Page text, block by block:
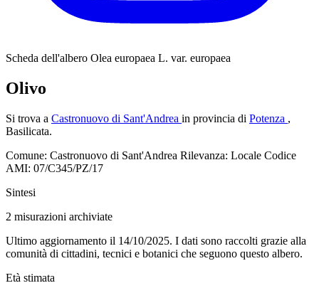
Scheda dell'albero Olea europaea L. var. europaea
Olivo
Si trova a Castronuovo di Sant'Andrea in provincia di Potenza ,
Basilicata.
Comune: Castronuovo di Sant'Andrea Rilevanza: Locale Codice
AMI: 07/C345/PZ/17
Sintesi
2 misurazioni archiviate
Ultimo aggiornamento il 14/10/2025. I dati sono raccolti grazie alla
comunità di cittadini, tecnici e botanici che seguono questo albero.
Età stimata